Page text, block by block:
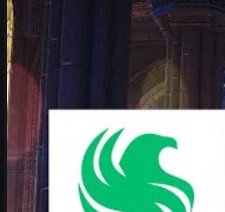
Falcons vs. Vitality – det mest spændende IEM
Cologne 2026-opgør
Hvorfor Falcons vs. Vitality er det mest spændende IEM Cologne
Major 2026-playoffs opgør – historien, nøgletallene, maps,
karrigan vs. ropz og CS2 skins.
juni 17, 2026